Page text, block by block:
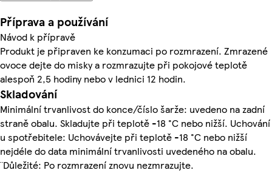
Příprava a používání
Návod k přípravě
Produkt je připraven ke konzumaci po rozmrazení. Zmrazené
ovoce dejte do misky a rozmrazujte při pokojové teplotě
alespoň 2,5 hodiny nebo v lednici 12 hodin.
Skladování
Minimální trvanlivost do konce/číslo šarže: uvedeno na zadní
straně obalu. Skladujte při teplotě -18 °C nebo nižší. Uchování
u spotřebitele: Uchovávejte při teplotě -18 °C nebo nižší
nejdéle do data minimální trvanlivosti uvedeného na obalu.
¨Důležité: Po rozmrazení znovu nezmrazujte.